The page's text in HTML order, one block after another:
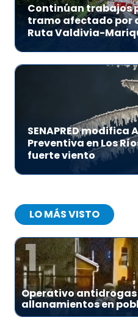
Continúan trabajos
tramo afectado por
Ruta Valdivia-
SENAPRED
Preventiva en Los
fuerte viento
LO MÁS VISTO
1
Operativo
allanamientos en